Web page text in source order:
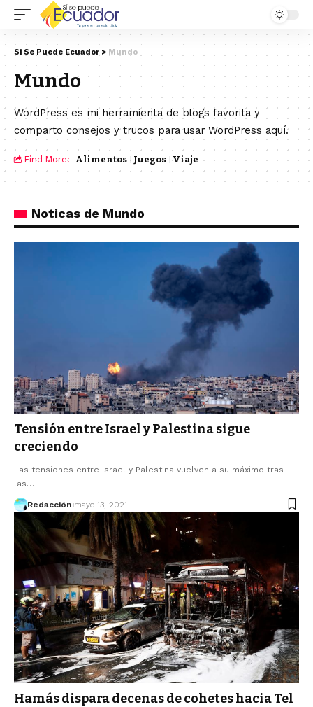
Si Se Puede Ecuador > Mundo
Mundo
WordPress es mi herramienta de blogs favorita y
comparto consejos y trucos para usar WordPress aquí.
Find More: Alimentos Juegos Viaje
Noticas de Mundo
Tensión entre Israel y Palestina sigue
creciendo
Las tensiones entre Israel y Palestina vuelven a su máximo tras
las…
Redacción mayo 13, 2021
Hamás dispara decenas de cohetes hacia Tel